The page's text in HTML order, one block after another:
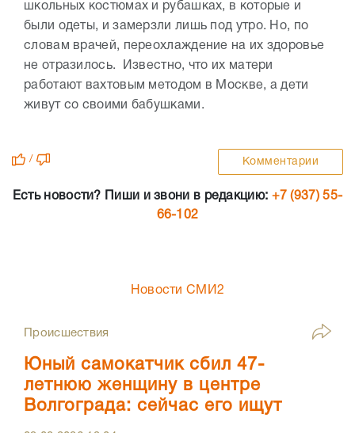
школьных костюмах и рубашках, в которые и
были одеты, и замерзли лишь под утро. Но, по
словам врачей, переохлаждение на их здоровье
не отразилось. Известно, что их матери
работают вахтовым методом в Москве, а дети
живут со своими бабушками.
/ Комментарии
Есть новости? Пиши и звони в редакцию: +7 (937) 55-
66-102
Новости СМИ2
Происшествия
Юный самокатчик сбил 47-
летнюю женщину в центре
Волгограда: сейчас его ищут